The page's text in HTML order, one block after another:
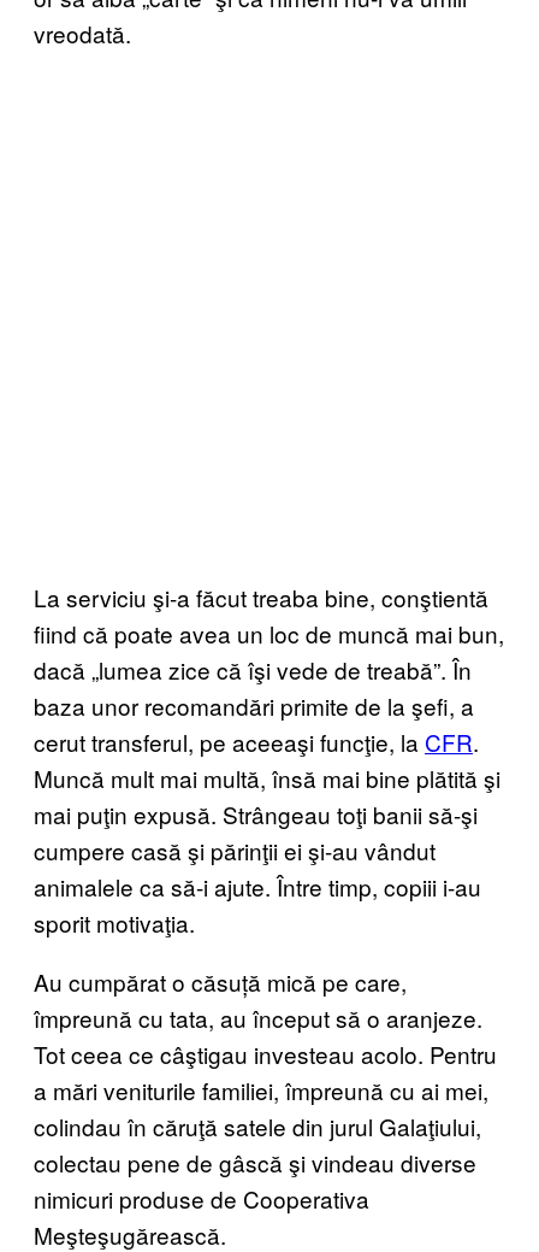
vreodată.
La serviciu şi-a făcut treaba bine, conştientă
fiind că poate avea un loc de muncă mai bun,
dacă „lumea zice că îşi vede de treabă”. În
baza unor recomandări primite de la şefi, a
cerut transferul, pe aceeaşi funcţie, la CFR.
Muncă mult mai multă, însă mai bine plătită şi
mai puţin expusă. Strângeau toţi banii să-şi
cumpere casă şi părinţii ei şi-au vândut
animalele ca să-i ajute. Între timp, copiii i-au
sporit motivaţia.
Au cumpărat o căsuță mică pe care,
împreună cu tata, au început să o aranjeze.
Tot ceea ce câştigau investeau acolo. Pentru
a mări veniturile familiei, împreună cu ai mei,
colindau în căruţă satele din jurul Galaţiului,
colectau pene de gâscă şi vindeau diverse
nimicuri produse de Cooperativa
Meşteşugărească.